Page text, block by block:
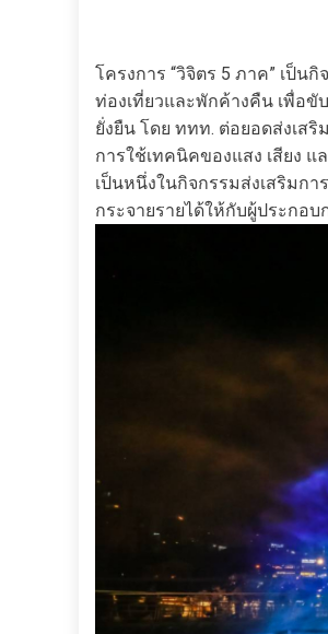
โครงการ “วิจิตร 5 ภาค” เป็น
ท่องเที่ยวและพักค้างคืน เพื่อ
ยั่งยืน โดย ททท. ต่อยอดส่งเสริ
การใช้เทคนิคของแสง เสียง
เป็นหนึ่งในกิจกรรมส่งเสริมกา
กระจายรายได้ให้กับผู้ประกอ